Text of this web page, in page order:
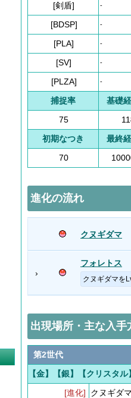
[剣盾] -
[BDSP] -
[PLA] -
[SV] -
[PLZA] -
捕捉率 基礎
75
初期なつき
最終
70
進化の流れ
クヌギダマ
›
フォレトス
クヌギダマを
出現場所・主な入手
第2世代
【金】【銀】【クリスタル】
[進化]
クヌギダ